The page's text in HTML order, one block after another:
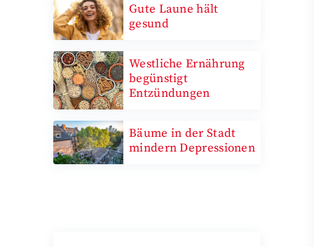
Gute Laune hält
gesund
Westliche Ernährung
begünstigt
Entzündungen
Bäume in der Stadt
mindern Depressionen